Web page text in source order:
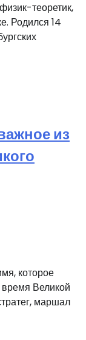
теоретик,
Родился 14
из
которое
Великой
маршал